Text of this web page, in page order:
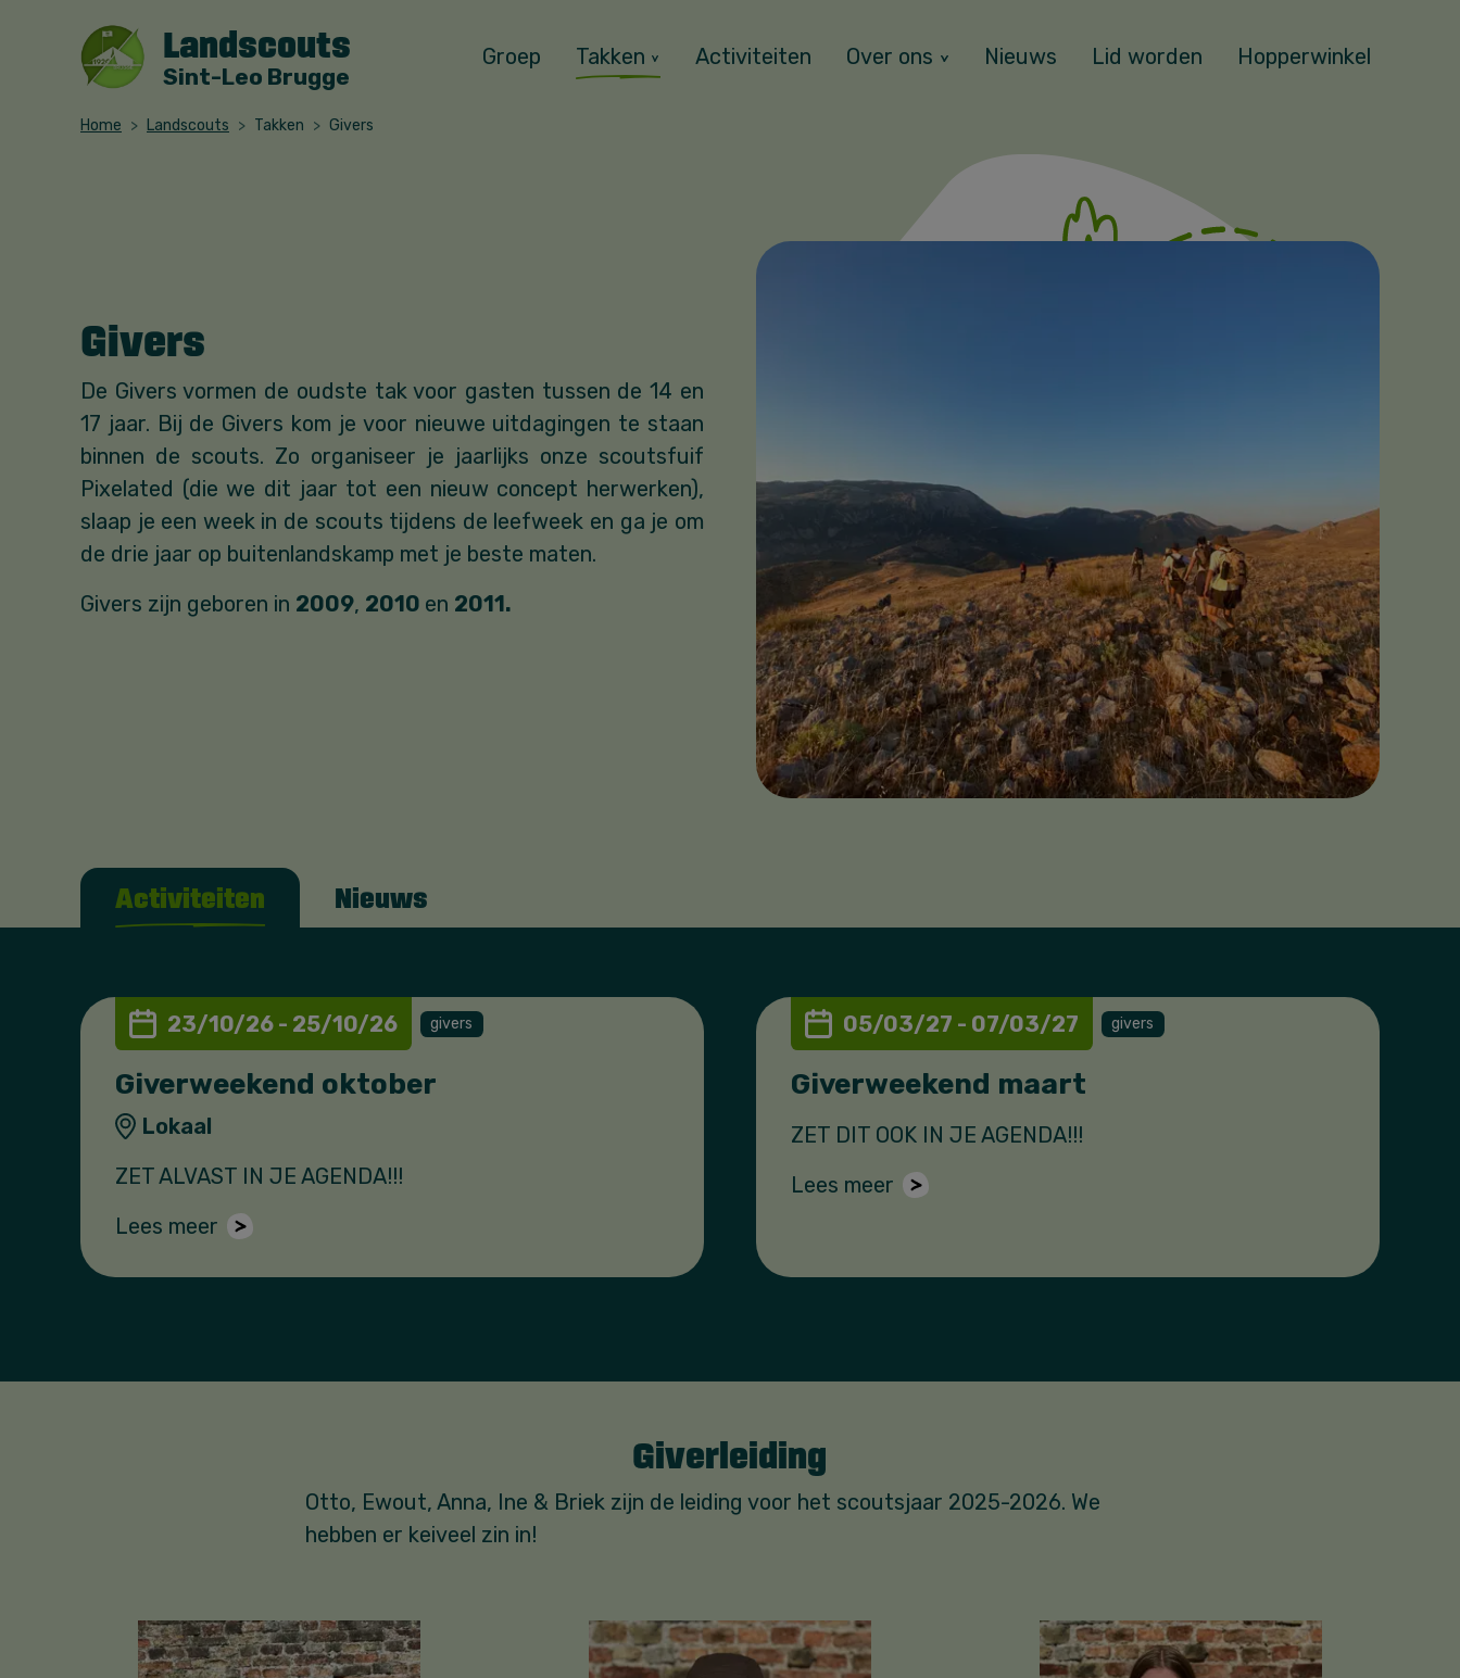
Landscouts
Sint-Leo Brugge
Groep Takken Activiteiten Over ons Nieuws Lid worden Hopperwinkel
Home Landscouts Takken Givers
Givers
De Givers vormen de oudste tak voor gasten tussen de 14 en
17 jaar. Bij de Givers kom je voor nieuwe uitdagingen te staan
binnen de scouts. Zo organiseer je jaarlijks onze scoutsfuif
Pixelated (die we dit jaar tot een nieuw concept herwerken),
slaap je een week in de scouts tijdens de leefweek en ga je om
de drie jaar op buitenlandskamp met je beste maten.
Givers zijn geboren in 2009, 2010 en 2011.
Activiteiten Nieuws
23/10/26 - 25/10/26 givers
Giverweekend oktober
Lokaal
ZET ALVAST IN JE AGENDA!!!
Lees meer
05/03/27 - 07/03/27 givers
Giverweekend maart
ZET DIT OOK IN JE AGENDA!!!
Lees meer
Giverleiding
Otto, Ewout, Anna, Ine & Briek zijn de leiding voor het scoutsjaar 2025-2026. We
hebben er keiveel zin in!